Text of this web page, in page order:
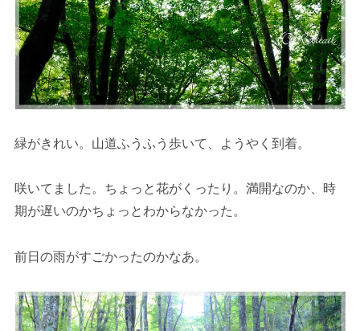
緑がきれい。山道ふうふう歩いて、ようやく到着。
咲いてました。ちょっと花がくったり。満開なのか、時
期が遅いのかちょっとわからなかった。
前日の雨がすごかったのかなあ。